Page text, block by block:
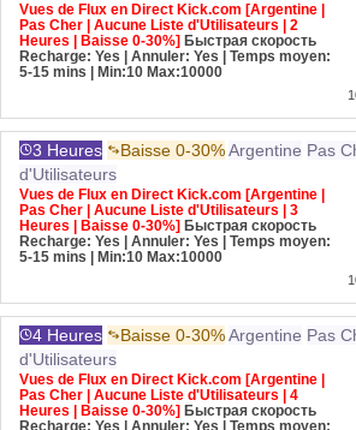
Vues de Flux en Direct Kick.com [Argentine |
Pas Cher | Aucune Liste d'Utilisateurs | 2
Heures | Baisse 0-30%] Быстрая скорость
Recharge: Yes | Annuler: Yes | Temps moyen:
5-15 mins
| Min:10 Max:10000
3 Heures Baisse 0-30%Argentine Pas
d'Utilisateurs
Vues de Flux en Direct Kick.com [Argentine |
Pas Cher | Aucune Liste d'Utilisateurs | 3
Heures | Baisse 0-30%] Быстрая скорость
Recharge: Yes | Annuler: Yes | Temps moyen:
5-15 mins
| Min:10 Max:10000
4 Heures Baisse 0-30%Argentine Pas
d'Utilisateurs
Vues de Flux en Direct Kick.com [Argentine |
Pas Cher | Aucune Liste d'Utilisateurs | 4
Heures | Baisse 0-30%] Быстрая скорость
Recharge: Yes | Annuler: Yes | Temps moyen: